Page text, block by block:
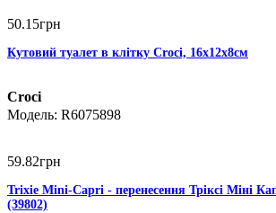
50.15грн
Кутовий туалет в клітку Croci, 16х12х8см
Croci
R6075898
59.82грн
Trixie Mini-Capri - перенесення Тріксі Міні
(39802)